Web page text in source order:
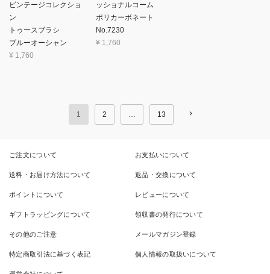
ビンテージコレクショ
ン
トゥースブラシ
ブルーオーシャン
¥ 1,760
ッショナルコーム
ポリカーボネート
No.7230
¥ 1,760
1 2 … 13
ご注文について お支払いについて
送料・お届け方法について 返品・交換について
ポイントについて レビューについて
ギフトラッピングについて 領収書の発行について
その他のご注意 メールマガジン登録
特定商取引法に基づく表記 個人情報の取扱いについて